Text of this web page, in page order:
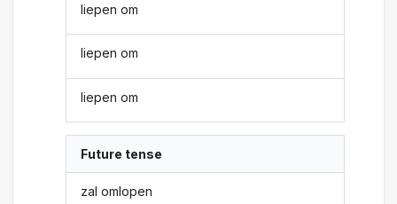
liepen om
liepen om
liepen om
Future tense
zal omlopen